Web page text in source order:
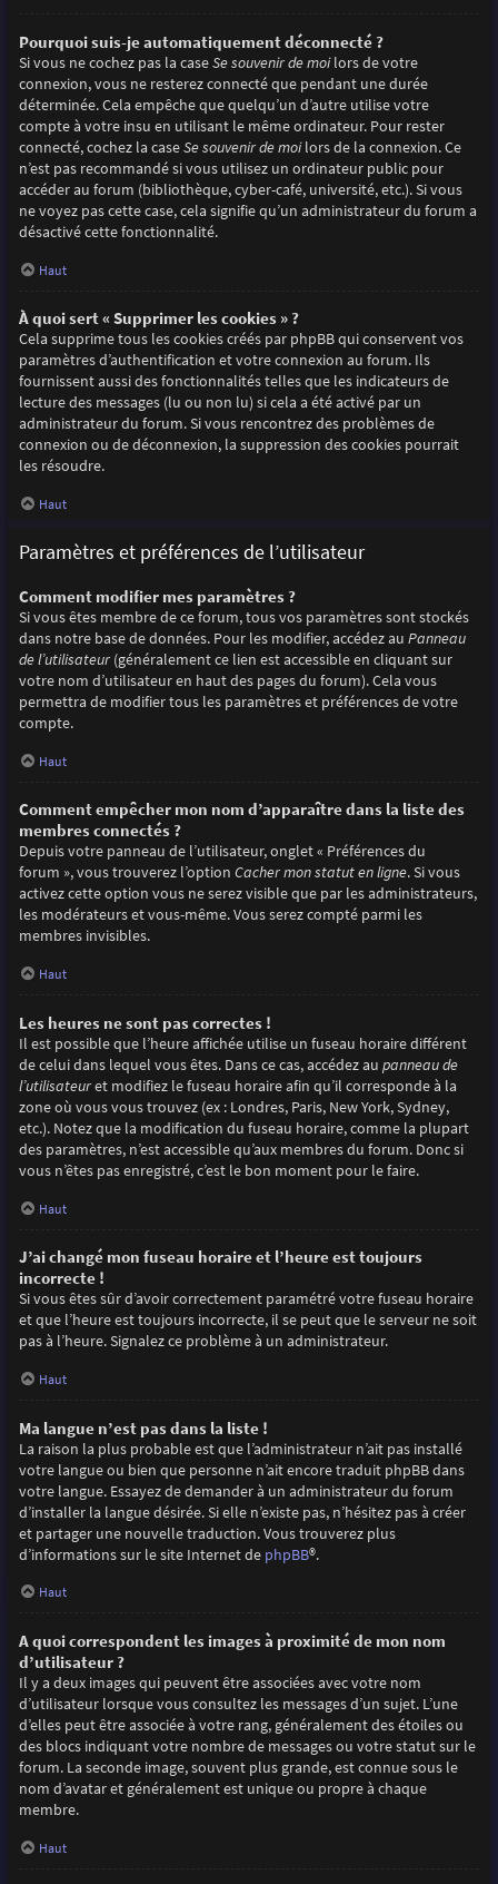
Pourquoi suis-je automatiquement déconnecté ?
Si vous ne cochez pas la caseSe souvenir de moilors de votre
connexion, vous ne resterez connecté que pendant une durée
déterminée. Cela empêche que quelqu’un d’autre utilise votre
compte à votre insu en utilisant le même ordinateur. Pour rester
connecté, cochez la caseSe souvenir de moilors de la connexion. Ce
n’est pas recommandé si vous utilisez un ordinateur public pour
accéder au forum (bibliothèque, cyber-café, université, etc.). Si vous
ne voyez pas cette case, cela signifie qu’un administrateur du forum a
désactivé cette fonctionnalité.
Haut
À quoi sert « Supprimer les cookies » ?
Cela supprime tous les cookies créés par phpBB qui conservent vos
paramètres d’authentification et votre connexion au forum. Ils
fournissent aussi des fonctionnalités telles que les indicateurs de
lecture des messages (lu ou non lu) si cela a été activé par un
administrateur du forum. Si vous rencontrez des problèmes de
connexion ou de déconnexion, la suppression des cookies pourrait
les résoudre.
Haut
Paramètres et préférences de l’utilisateur
Comment modifier mes paramètres ?
Si vous êtes membre de ce forum, tous vos paramètres sont stockés
dans notre base de données. Pour les modifier, accédez au Panneau
de l’utilisateur(généralement ce lien est accessible en cliquant sur
votre nom d’utilisateur en haut des pages du forum). Cela vous
permettra de modifier tous les paramètres et préférences de votre
compte.
Haut
Comment empêcher mon nom d’apparaître dans la liste des
membres connectés ?
Depuis votre panneau de l’utilisateur, onglet « Préférences du
forum », vous trouverez l’option Cacher mon statut en ligne. Si vous
activez cette option vous ne serez visible que par les administrateurs,
les modérateurs et vous-même. Vous serez compté parmi les
membres invisibles.
Haut
Les heures ne sont pas correctes !
Il est possible que l’heure affichée utilise un fuseau horaire différent
de celui dans lequel vous êtes. Dans ce cas, accédez au panneau de
l’utilisateuret modifiez le fuseau horaire afin qu’il corresponde à la
zone où vous vous trouvez (ex : Londres, Paris, New York, Sydney,
etc.). Notez que la modification du fuseau horaire, comme la plupart
des paramètres, n’est accessible qu’aux membres du forum. Donc si
vous n’êtes pas enregistré, c’est le bon moment pour le faire.
Haut
J’ai changé mon fuseau horaire et l’heure est toujours
incorrecte !
Si vous êtes sûr d’avoir correctement paramétré votre fuseau horaire
et que l’heure est toujours incorrecte, il se peut que le serveur ne soit
pas à l’heure. Signalez ce problème à un administrateur.
Haut
Ma langue n’est pas dans la liste !
La raison la plus probable est que l’administrateur n’ait pas installé
votre langue ou bien que personne n’ait encore traduit phpBB dans
votre langue. Essayez de demander à un administrateur du forum
d’installer la langue désirée. Si elle n’existe pas, n’hésitez pas à créer
et partager une nouvelle traduction. Vous trouverez plus
d’informations sur le site Internet de phpBB®.
Haut
A quoi correspondent les images à proximité de mon nom
d’utilisateur ?
Il y a deux images qui peuvent être associées avec votre nom
d’utilisateur lorsque vous consultez les messages d’un sujet. L’une
d’elles peut être associée à votre rang, généralement des étoiles ou
des blocs indiquant votre nombre de messages ou votre statut sur le
forum. La seconde image, souvent plus grande, est connue sous le
nom d’avatar et généralement est unique ou propre à chaque
membre.
Haut